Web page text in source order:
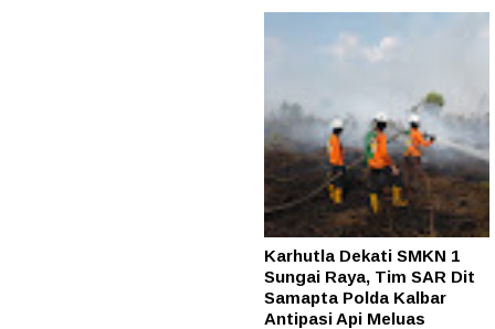
Karhutla Dekati SMKN 1
Sungai Raya, Tim SAR Dit
Samapta Polda Kalbar
Antipasi Api Meluas